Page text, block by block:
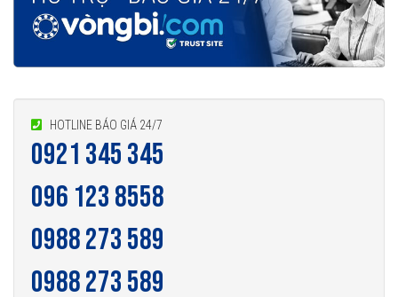
Vòng bi 6222/C3 được phân phối chính hãng
Hotline hỗ trợ 24/7
HOTLINE BÁO GIÁ 24/7
0921 345 345
096 123 8558
0988 273 589
0988 273 589